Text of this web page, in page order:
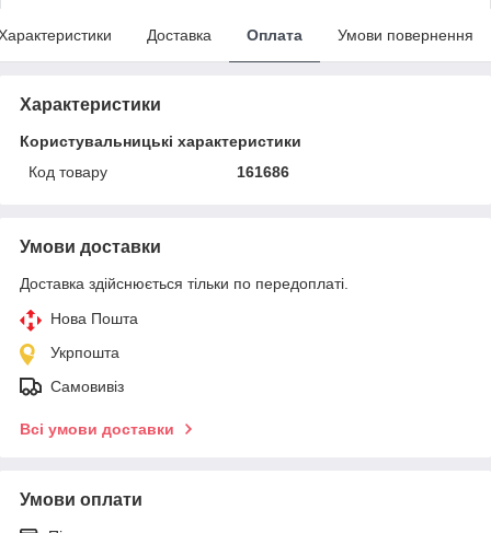
Доставка Оплата Умови повернення
Характеристики
Користувальницькі характеристики
Код товару
161686
Умови доставки
Доставка здійснюється тільки по передоплаті.
Нова Пошта
Укрпошта
Самовивіз
Всі умови доставки
Умови оплати